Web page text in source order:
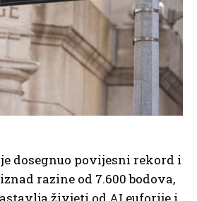
je dosegnuo povijesni rekord i
razine od 7.600 bodova,